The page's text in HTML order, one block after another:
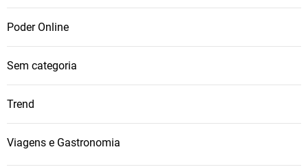
Poder Online
Sem categoria
Trend
Viagens e Gastronomia